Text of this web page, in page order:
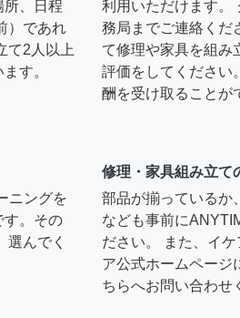
所、日程
）であれ
て2人以上
す。
利用いただけます。
務局までご連絡くだ
て修理や家具を組み
評価をしてください
酬を受け取ることが
ニングを
す。その
んでく
修理・家具組み立て
部品が揃っているか
なども事前に
ださい。 また、イ
ア公式ホームページ
ちらへお問い合わせ